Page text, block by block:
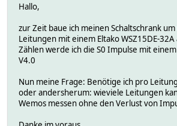
Hallo,
zur Zeit baue ich meinen Schaltschrank
Leitungen mit einem Eltako WSZ15DE-
Zählen werde ich die S0 Impulse mit
V4.0
Nun meine Frage: Benötige ich pro
oder andersherum: wieviele Leitungen
Wemos messen ohne den Verlust von